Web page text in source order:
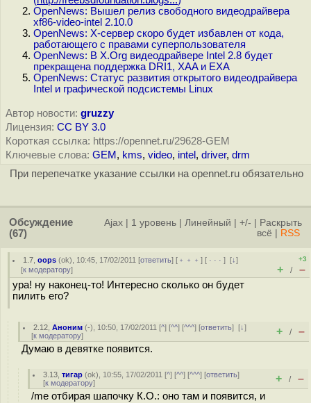
OpenNews: Вышел релиз свободного видеодрайвера
xf86-video-intel 2.10.0
OpenNews: X-сервер скоро будет избавлен от кода,
работающего с правами суперпользователя
OpenNews: В X.Org видеодрайвере Intel 2.8 будет
прекращена поддержка DRI1, XAA и EXA
OpenNews: Статус развития открытого видеодрайвера
Intel и графической подсистемы Linux
Автор новости: gruzzy
Лицензия: CC BY 3.0
Короткая ссылка: https://opennet.ru/29628-GEM
Ключевые слова: GEM , kms, video, intel , driver, drm
При перепечатке указание ссылки на opennet.ru обязательно
Обсуждение
(67)
Ajax 1 уровень Линейный +/-
Раскрыть
всё
RSS
1.7 ,oops (ok), 10:45, 17/02/2011 [ответить] [ ﹢﹢﹢] [ · · ·][↓]
[к модератору]
+3
+ / –
ура! ну наконец-то! Интересно сколько он будет
пилить его?
2.12 ,Аноним (-), 10:50, 17/02/2011 [^] [^^] [^^^] [ответить][↓]
[к модератору] + / –
Думаю в девятке появится.
3.13 ,тигар (ok), 10:55, 17/02/2011 [^] [^^] [^^^] [ответить]
[к модератору] + / –
/me отбирая шапочку К.О.: оно там и появится, и